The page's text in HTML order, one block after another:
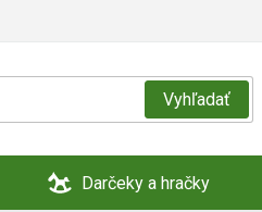
Vyhľadať
Darčeky a hračky